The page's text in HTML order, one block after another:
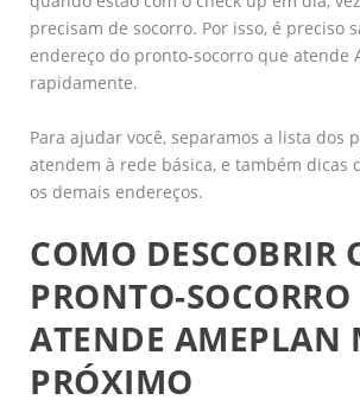
precisam de socorro. Por isso, é preciso
endereço do pronto-socorro que atende
rapidamente.
Para ajudar você, separamos a lista dos
atendem à rede básica, e também dicas
os demais endereços.
COMO DESCOBRIR
PRONTO-SOCORRO
ATENDE AMEPLAN
PRÓXIMO